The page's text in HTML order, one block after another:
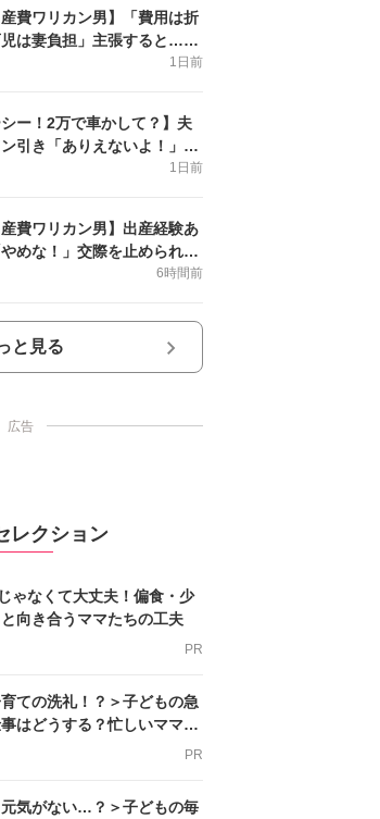
産費ワリカン男】「費用は折
は妻負担」主張すると…＜
マ母道場
1日前
シー！2万で車かして？】夫
引き「ありえないよ！」＜
マ母道場
1日前
産費ワリカン男】出産経験あ
めな！」交際を止められ＜
マ母道場
6時間前
と見る
広告
レクション
ゃなくて大丈夫！偏食・少
向き合うママたちの工夫
PR
ての洗礼！？＞子どもの急
はどうする？忙しいママを
PR
元気がない…？＞子どもの毎